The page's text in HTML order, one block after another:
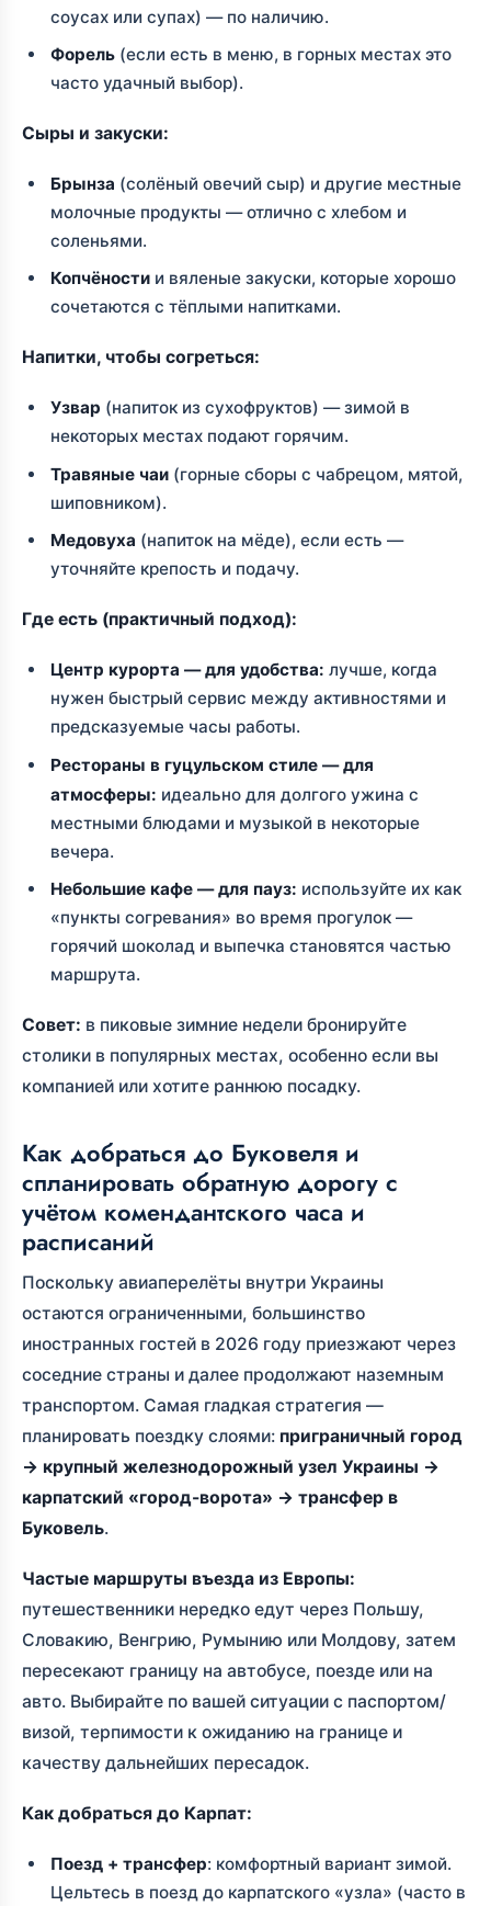
соусах или супах) — по наличию.
Форель (если есть в меню, в горных местах это
часто удачный выбор).
Сыры и закуски:
Брынза (солёный овечий сыр) и другие местные
молочные продукты — отлично с хлебом и
соленьями.
Копчёности и вяленые закуски, которые хорошо
сочетаются с тёплыми напитками.
Напитки, чтобы согреться:
Узвар (напиток из сухофруктов) — зимой в
некоторых местах подают горячим.
Травяные чаи (горные сборы с чабрецом, мятой,
шиповником).
Медовуха (напиток на мёде), если есть —
уточняйте крепость и подачу.
Где есть (практичный подход):
Центр курорта — для удобства: лучше, когда
нужен быстрый сервис между активностями и
предсказуемые часы работы.
Рестораны в гуцульском стиле — для
атмосферы: идеально для долгого ужина с
местными блюдами и музыкой в некоторые
вечера.
Небольшие кафе — для пауз: используйте их как
«пункты согревания» во время прогулок —
горячий шоколад и выпечка становятся частью
маршрута.
Совет: в пиковые зимние недели бронируйте
столики в популярных местах, особенно если вы
компанией или хотите раннюю посадку.
Как добраться до Буковеля и
спланировать обратную дорогу с
учётом комендантского часа и
расписаний
Поскольку авиаперелёты внутри Украины
остаются ограниченными, большинство
иностранных гостей в 2026 году приезжают через
соседние страны и далее продолжают наземным
транспортом. Самая гладкая стратегия —
планировать поездку слоями: приграничный город
→ крупный железнодорожный узел Украины →
карпатский «город-ворота» → трансфер в
Буковель.
Частые маршруты въезда из Европы:
путешественники нередко едут через Польшу,
Словакию, Венгрию, Румынию или Молдову, затем
пересекают границу на автобусе, поезде или на
авто. Выбирайте по вашей ситуации с паспортом/
визой, терпимости к ожиданию на границе и
качеству дальнейших пересадок.
Как добраться до Карпат:
Поезд + трансфер: комфортный вариант зимой.
Цельтесь в поезд до карпатского «узла» (часто в